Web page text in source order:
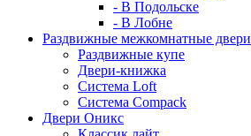
- В Подольске
- В Лобне
Раздвижные межкомнатные двери
Раздвижные купе
Двери-книжка
Система Loft
Система Compack
Двери Оникс